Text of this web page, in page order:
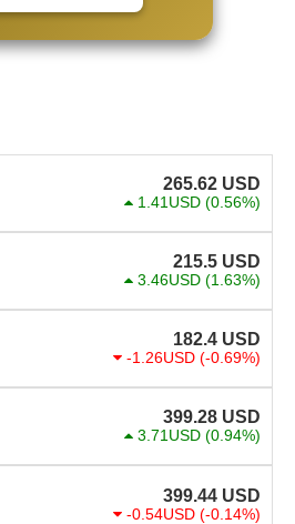
265.62 USD
1.41USD (0.56%)
215.5 USD
3.46USD (1.63%)
182.4 USD
-1.26USD (-0.69%)
399.28 USD
3.71USD (0.94%)
399.44 USD
-0.54USD (-0.14%)